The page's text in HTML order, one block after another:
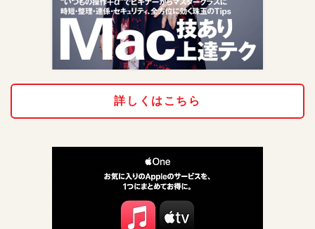
詳しくはこちら